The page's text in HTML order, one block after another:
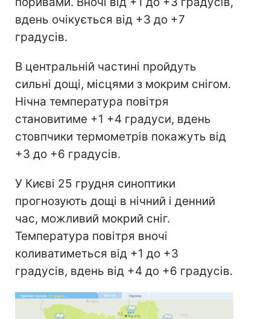
вдень очікується від +3 до +7
градусів.
В центральній частині пройдуть
сильні дощі, місцями з мокрим снігом.
Нічна температура повітря
становитиме +1 +4 градуси, вдень
стовпчики термометрів покажуть від
+3 до +6 градусів.
У Києві 25 грудня синоптики
прогнозують дощі в нічний і денний
час, можливий мокрий сніг.
Температура повітря вночі
коливатиметься від +1 до +3
градусів, вдень від +4 до +6 градусів.